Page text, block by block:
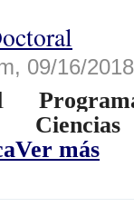
09/16/
Ver más